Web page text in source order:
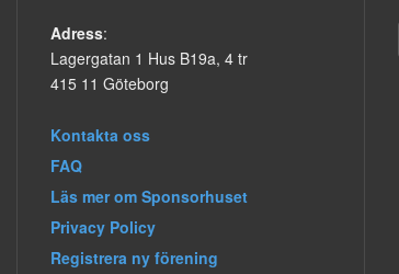
Adress:
Lagergatan 1 Hus B19a, 4 tr
415 11 Göteborg
Kontakta oss
FAQ
Läs mer om Sponsorhuset
Privacy Policy
Registrera ny förening